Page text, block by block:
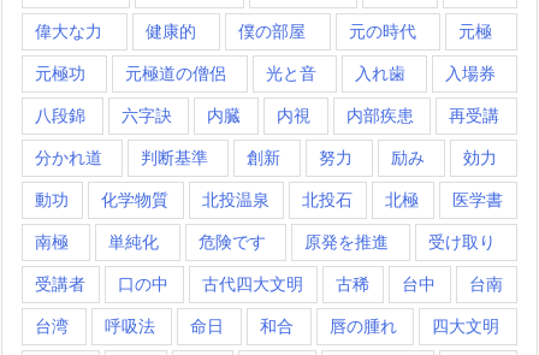
偉大な力 健康的 僕の部屋 元の時代 元極
元極功 元極道の僧侶 光と音 入れ歯 入場券
八段錦 六字訣 内臓 内視 内部疾患 再受講
分かれ道 判断基準 創新 努力 励み 効力
動功 化学物質 北投温泉 北投石 北極 医学書
南極 単純化 危険です 原発を推進 受け取り
受講者 口の中 古代四大文明 古稀 台中 台南
台湾 呼吸法 命日 和合 唇の腫れ 四大文明